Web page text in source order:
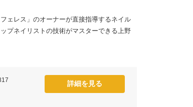
ェレス」のオーナーが直接指導するネイル
プネイリストの技術がマスターできる上野
詳細を見る